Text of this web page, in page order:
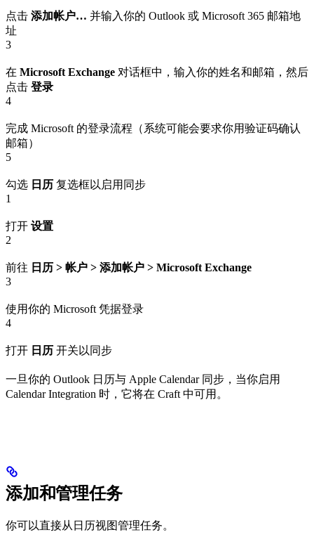
点击 添加帐户… 并输入你的 Outlook 或 Microsoft 365 邮箱地
址
3
在 Microsoft Exchange 对话框中，输入你的姓名和邮箱，然后
点击 登录
4
完成 Microsoft 的登录流程（系统可能会要求你用验证码确认
邮箱）
5
勾选 日历 复选框以启用同步
1
打开 设置
2
前往 日历 > 帐户 > 添加帐户 > Microsoft Exchange
3
使用你的 Microsoft 凭据登录
4
打开 日历 开关以同步
一旦你的 Outlook 日历与 Apple Calendar 同步，当你启用
Calendar Integration 时，它将在 Craft 中可用。
添加和管理任务
你可以直接从日历视图管理任务。